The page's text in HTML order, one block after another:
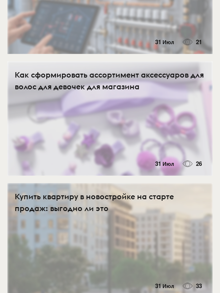
31 Июл 21
Как сформировать ассортимент аксессуаров для
волос для девочек для магазина
31 Июл 26
Купить квартиру в новостройке на старте
продаж: выгодно ли это
31 Июл 33